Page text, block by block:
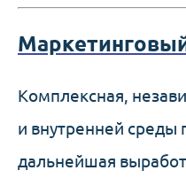
Комплексная,
и внутренней среды
дальнейшая